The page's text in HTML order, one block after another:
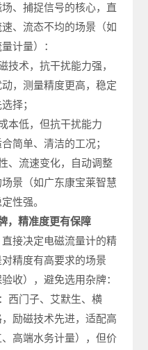
、捕捉信号的核心，直
、流态不均的场景（如
计量）：
技术，抗干扰能力强，
，测量精度更高，稳定
择；
本低，但抗干扰能力
简单、清洁的工况；
、流速变化，自动调整
景（如广东康宝莱智慧
性强。
，精准度更有保障
接决定电磁流量计的精
精度有高要求的场景
收），避免选用杂牌：
西门子、艾默生、横
励磁技术先进，适配高
高端水务计量），但价